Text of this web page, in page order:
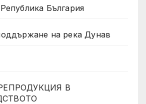
България
на река Дунав
В